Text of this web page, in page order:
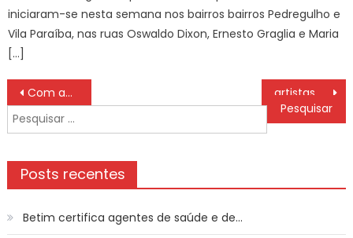
iniciaram-se nesta semana nos bairros bairros Pedregulho e
Vila Paraíba, nas ruas Oswaldo Dixon, Ernesto Graglia e Maria
[…]
Navegação
de
Post
Com apoio da Prefeitura, Champions Burguer movimenta Campo Grande em fevereiro com mais de 35 hamburguerias competindo pelo título de melhor gourmet
Pesquisar
por:
Posts recentes
Betim certifica agentes de saúde e de…